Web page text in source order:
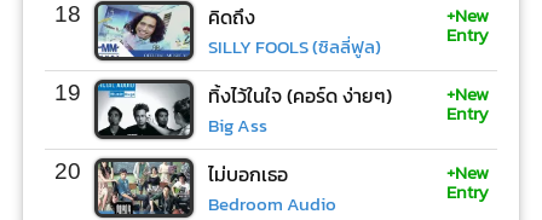
18 คิดถึง
SILLY FOOLS (ซิลลี่ฟูล)
+New
Entry
19 ทิ้งไว้ในใจ (คอร์ด ง่ายๆ)
Big Ass
+New
Entry
20 ไม่บอกเธอ
Bedroom Audio
+New
Entry